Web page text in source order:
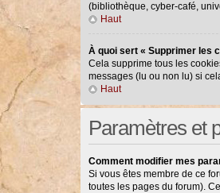
(bibliothèque, cyber-café,
Haut
À quoi sert « Supprimer les
Cela supprime tous les
messages (lu ou non lu) si
Haut
Paramètres et
Comment modifier mes
Si vous êtes membre de ce
toutes les pages du forum).